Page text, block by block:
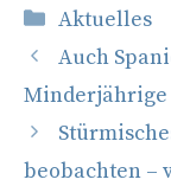
Kategorien
Aktuelles
Auch
Minderjährige
beobachten –